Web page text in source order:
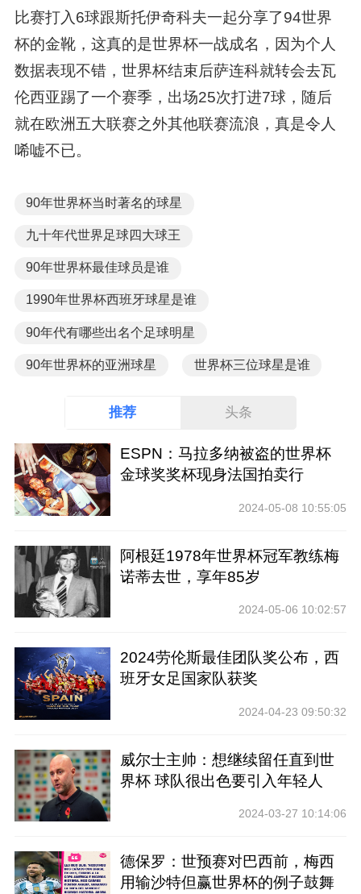
比赛打入6球跟斯托伊奇科夫一起分享了94世界
杯的金靴，这真的是世界杯一战成名，因为个人
数据表现不错，世界杯结束后萨连科就转会去瓦
伦西亚踢了一个赛季，出场25次打进7球，随后
就在欧洲五大联赛之外其他联赛流浪，真是令人
唏嘘不已。
90年世界杯当时著名的球星
九十年代世界足球四大球王
90年世界杯最佳球员是谁
1990年世界杯西班牙球星是谁
90年代有哪些出名个足球明星
90年世界杯的亚洲球星 世界杯三位球星是谁
推荐 头条
ESPN：马拉多纳被盗的世界杯
金球奖奖杯现身法国拍卖行
2024-05-08 10:55:05
阿根廷1978年世界杯冠军教练梅
诺蒂去世，享年85岁
2024-05-06 10:02:57
2024劳伦斯最佳团队奖公布，西
班牙女足国家队获奖
2024-04-23 09:50:32
威尔士主帅：想继续留任直到世
界杯 球队很出色要引入年轻人
2024-03-27 10:14:06
德保罗：世预赛对巴西前，梅西
用输沙特但赢世界杯的例子鼓舞